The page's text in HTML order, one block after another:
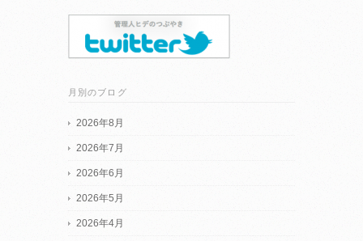
月別のブログ
2026年8月
2026年7月
2026年6月
2026年5月
2026年4月